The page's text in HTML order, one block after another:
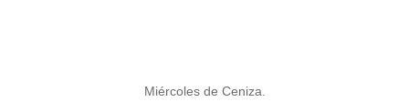
Miércoles de Ceniza.